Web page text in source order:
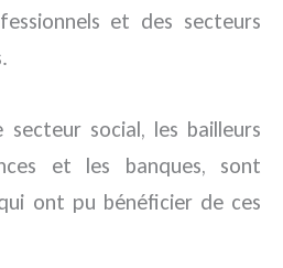
et des secteurs
social, les bailleurs
et les banques, sont
ont pu bénéficier de ces